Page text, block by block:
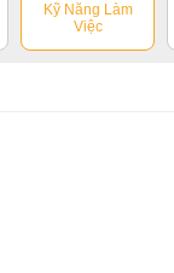
Kỹ Năng Làm
Việc